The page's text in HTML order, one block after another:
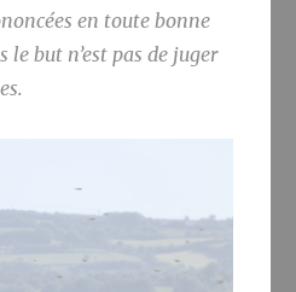
en toute bonne
le but n’est pas de juger